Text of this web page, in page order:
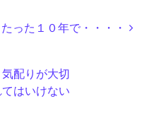
ョン
たった１０年で・・・・
配りが大切
はいけない